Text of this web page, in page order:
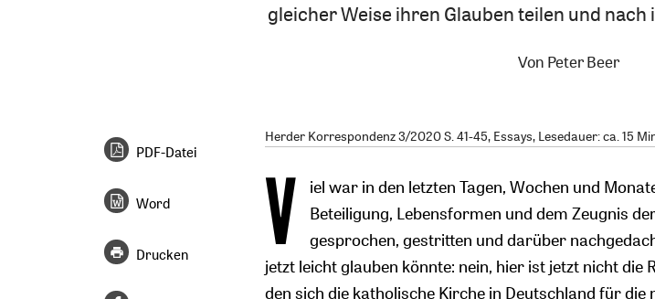
gleicher Weise ihren Glauben teilen und
Von Peter Beer
Herder Korrespondenz 3/2020 S. 41-45, Essays, Lesedauer: ca. 15
V
iel war in den letzten Tagen, Wochen und
Beteiligung, Lebensformen und dem Zeugnis
gesprochen, gestritten und darüber
jetzt leicht glauben könnte: nein, hier ist jetzt nicht die
den sich die katholische Kirche in Deutschland für
PDF-Datei
Word
Drucken